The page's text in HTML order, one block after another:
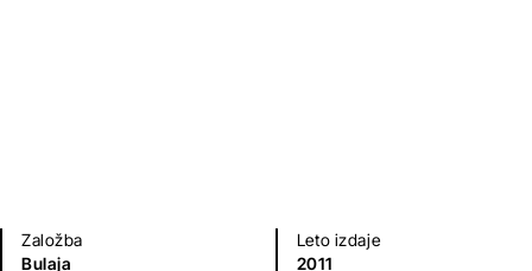
Založba
Bulaja
Leto izdaje
2011